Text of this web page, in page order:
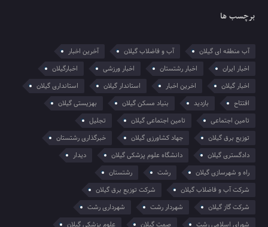
برچسب ها
آب منطقه ای گیلان آب و فاضلاب گیلان
آخرین اخبار
اخبار ایران
اخبار رشتستان اخبار ورزشی
اخبارگیلان
اخبار گیلان
اخرین اخبار استاندار گیلان
استانداری گیلان
افتتاح
بازدید بنیاد مسکن گیلان
بهزیستی گیلان
تامین اجتماعی
تامین اجتماعی گیلان
تجلیل
توزیع برق گیلان
جهاد کشاورزی گیلان
خبرگذاری رشتستان
دادگستری گیلان
دانشگاه علوم پزشکی گیلان
دیدار
راه و شهرسازی گیلان
رشت
رشتستان
شرکت آب و فاضلاب گیلان
شرکت توزیع برق گیلان
شرکت گاز گیلان
شهردار رشت
شهرداری رشت
شورای اسلامی رشت
صمت گیلان علوم پزشکی گیلان